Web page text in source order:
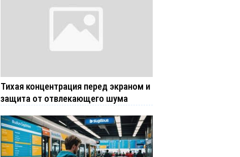
Тихая концентрация перед экраном и
защита от отвлекающего шума